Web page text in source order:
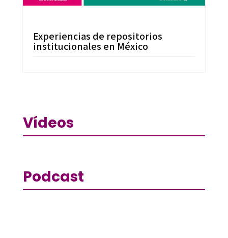
Experiencias de repositorios
institucionales en México
Vídeos
Podcast